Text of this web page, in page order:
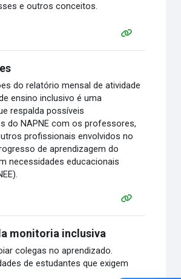
e outros conceitos.
do relatório mensal de atividade
ensino inclusivo é uma
respalda possíveis
do NAPNE com os professores,
profissionais envolvidos no
de aprendizagem do
necessidades educacionais
monitoria inclusiva
colegas no aprendizado.
de estudantes que exigem